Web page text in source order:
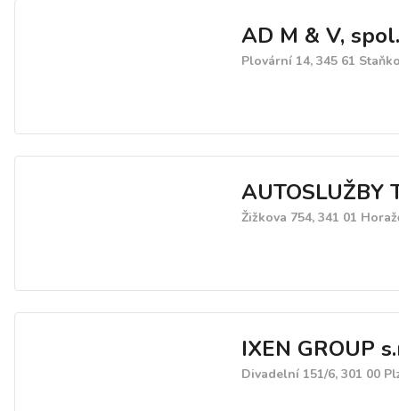
AD M & V,
Plovární 14, 345 61
AUTOSLUŽBY
Žižkova 754, 341 01
IXEN GROUP
Divadelní 151/6, 301 00